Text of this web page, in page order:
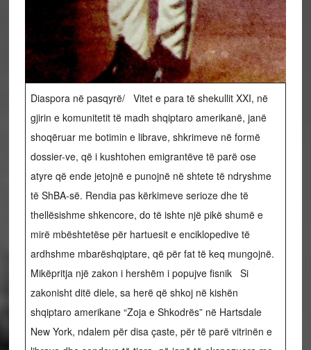
Diaspora në pasqyrë/ Vitet e para të shekullit XXI, në
gjirin e komunitetit të madh shqiptaro amerikanë, janë
shoqëruar me botimin e librave, shkrimeve në formë
dossier-ve, që i kushtohen emigrantëve të parë ose
atyre që ende jetojnë e punojnë në shtete të ndryshme
të ShBA-së. Rendia pas kërkimeve serioze dhe të
thellësishme shkencore, do të ishte një pikë shumë e
mirë mbështetëse për hartuesit e enciklopedive të
ardhshme mbarëshqiptare, që për fat të keq mungojnë.
Mikëpritja një zakon i hershëm i popujve fisnikSi
zakonisht ditë diele, sa herë që shkoj në kishën
shqiptaro amerikane “Zoja e Shkodrës” në Hartsdale
New York, ndalem për disa çaste, për të parë vitrinën e